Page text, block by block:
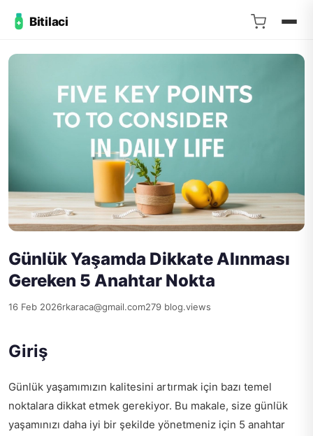
Bitilaci
Günlük Yaşamda Dikkate Alınması
Gereken 5 Anahtar Nokta
16 Feb 2026rkaraca@gmail.com279 blog.views
Giriş
Günlük yaşamımızın kalitesini artırmak için bazı temel
noktalara dikkat etmek gerekiyor. Bu makale, size günlük
yaşamınızı daha iyi bir şekilde yönetmeniz için 5 anahtar